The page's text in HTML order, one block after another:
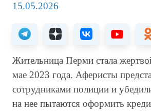
15.05.2026
Жительница Перми стала
мае 2023 года. Аферисты
сотрудниками полиции и
на нее пытаются оформить